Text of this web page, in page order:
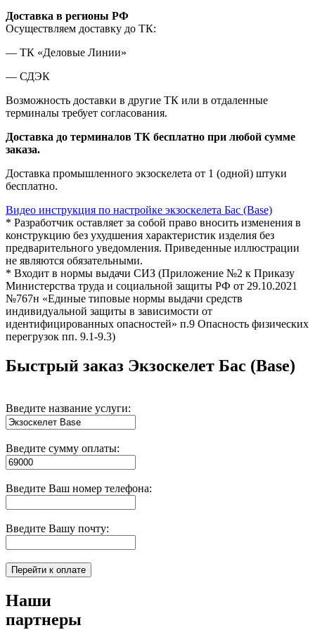
Доставка в регионы РФ
Осуществляем доставку до ТК:
— ТК «Деловые Линии»
— СДЭК
Возможность доставки в другие ТК или в отдаленные
терминалы требует согласования.
Доставка до терминалов ТК бесплатно при любой сумме
заказа.
Доставка промышленного экзоскелета от 1 (одной) штуки
бесплатно.
Видео инструкция по настройке экзоскелета Бас (Base)
* Разработчик оставляет за собой право вносить изменения в
конструкцию без ухудшения характеристик изделия без
предварительного уведомления. Приведенные иллюстрации
не являются обязательными.
* Входит в нормы выдачи СИЗ (Приложение №2 к Приказу
Министерства труда и социальной защиты РФ от 29.10.2021
№767н «Единые типовые нормы выдачи средств
индивидуальной защиты в зависимости от
идентифицированных опасностей» п.9 Опасность физических
перегрузок пп. 9.1-9.3)
Быстрый заказ Экзоскелет Бас (Base)
Введите название услуги:
Введите сумму оплаты:
Введите Ваш номер телефона:
Введите Вашу почту:
Наши
партнеры